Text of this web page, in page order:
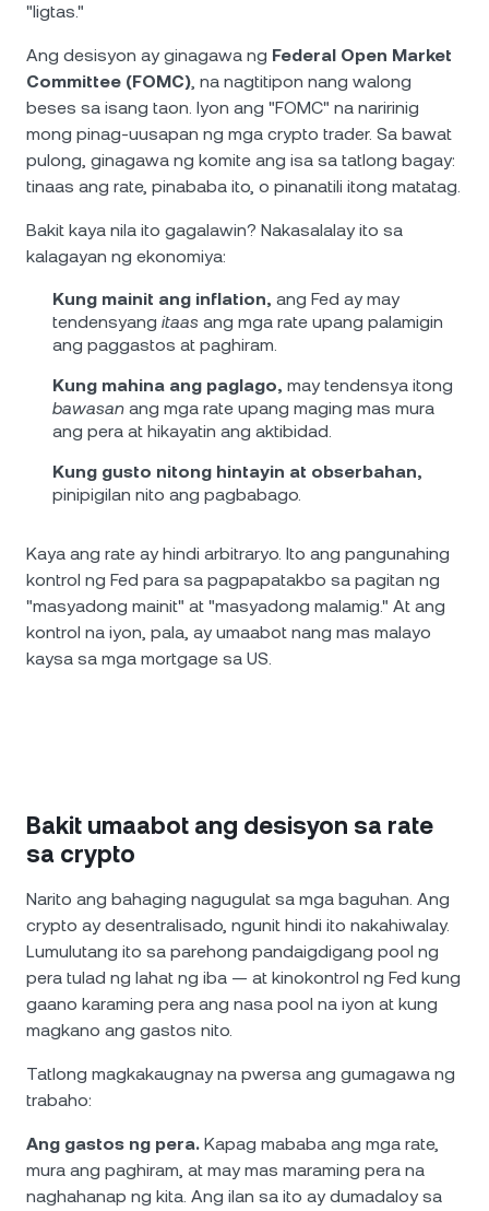
"ligtas."
Ang desisyon ay ginagawa ng Federal Open Market
Committee (FOMC), na nagtitipon nang walong
beses sa isang taon. Iyon ang "FOMC" na naririnig
mong pinag-uusapan ng mga crypto trader. Sa bawat
pulong, ginagawa ng komite ang isa sa tatlong bagay:
tinaas ang rate, pinababa ito, o pinanatili itong matatag.
Bakit kaya nila ito gagalawin? Nakasalalay ito sa
kalagayan ng ekonomiya:
Kung mainit ang inflation, ang Fed ay may
tendensyang itaas ang mga rate upang palamigin
ang paggastos at paghiram.
Kung mahina ang paglago, may tendensya itong
bawasan ang mga rate upang maging mas mura
ang pera at hikayatin ang aktibidad.
Kung gusto nitong hintayin at obserbahan,
pinipigilan nito ang pagbabago.
Kaya ang rate ay hindi arbitraryo. Ito ang pangunahing
kontrol ng Fed para sa pagpapatakbo sa pagitan ng
"masyadong mainit" at "masyadong malamig." At ang
kontrol na iyon, pala, ay umaabot nang mas malayo
kaysa sa mga mortgage sa US.
Bakit umaabot ang desisyon sa rate
sa crypto
Narito ang bahaging nagugulat sa mga baguhan. Ang
crypto ay desentralisado, ngunit hindi ito nakahiwalay.
Lumulutang ito sa parehong pandaigdigang pool ng
pera tulad ng lahat ng iba — at kinokontrol ng Fed kung
gaano karaming pera ang nasa pool na iyon at kung
magkano ang gastos nito.
Tatlong magkakaugnay na pwersa ang gumagawa ng
trabaho:
Ang gastos ng pera. Kapag mababa ang mga rate,
mura ang paghiram, at may mas maraming pera na
naghahanap ng kita. Ang ilan sa ito ay dumadaloy sa